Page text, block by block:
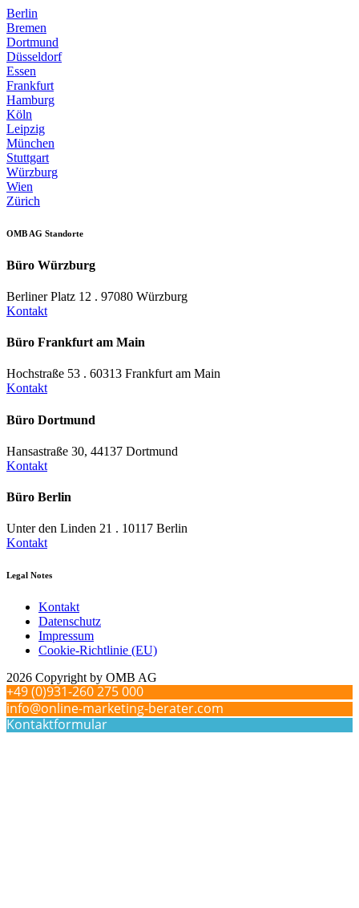
Berlin
Bremen
Dortmund
Düsseldorf
Essen
Frankfurt
Hamburg
Köln
Leipzig
München
Stuttgart
Würzburg
Wien
Zürich
OMB AG Standorte
Büro Würzburg
Berliner Platz 12 . 97080 Würzburg
Kontakt
Büro Frankfurt am Main
Hochstraße 53 . 60313 Frankfurt am Main
Kontakt
Büro Dortmund
Hansastraße 30, 44137 Dortmund
Kontakt
Büro Berlin
Unter den Linden 21 . 10117 Berlin
Kontakt
Legal Notes
Kontakt
Datenschutz
Impressum
Cookie-Richtlinie (EU)
2026 Copyright by OMB AG
+49 (0)931-260 275 000
info@online-marketing-berater.com
Kontaktformular